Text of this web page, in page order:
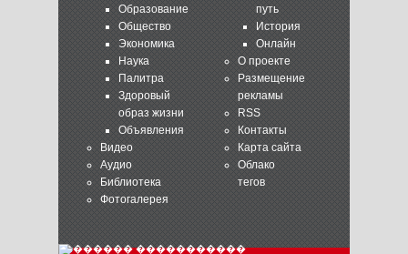
Образование
Общество
Экономика
Наука
Палитра
Здоровый
образ жизни
Объявления
Видео
Аудио
Библиотека
Фотогалерея
путь
История
Онлайн
О проекте
Размещение
рекламы
RSS
Контакты
Карта сайта
Облако
тегов